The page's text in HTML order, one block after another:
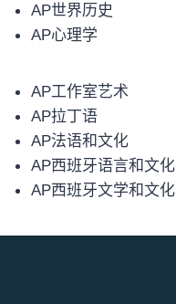
AP世界历史
AP心理学
AP工作室艺术
AP拉丁语
AP法语和文化
AP西班牙语言和文化
AP西班牙文学和文化